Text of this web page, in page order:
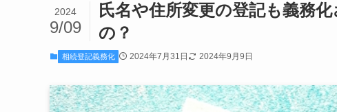
氏名や住所変更の登記も義務
の？
2024
9/09
相続登記義務化 2024年7月31日 2024年9月9日